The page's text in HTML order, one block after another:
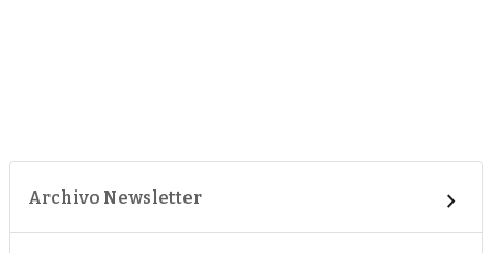
Archivo Newsletter